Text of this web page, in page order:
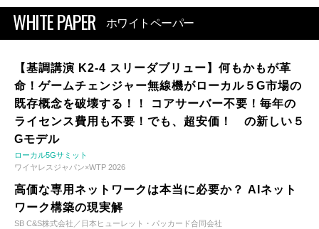
WHITE PAPER ホワイトペーパー
【基調講演 K2-4 スリーダブリュー】何もかもが革
命！ゲームチェンジャー無線機がローカル５G市場の
既存概念を破壊する！！ コアサーバー不要！毎年の
ライセンス費用も不要！でも、超安価！ の新しい５
Gモデル
ローカル5Gサミット
ワイヤレスジャパン×WTP 2026
高価な専用ネットワークは本当に必要か？ AIネット
ワーク構築の現実解
SB C&S株式会社／日本ヒューレット・パッカード合同会社